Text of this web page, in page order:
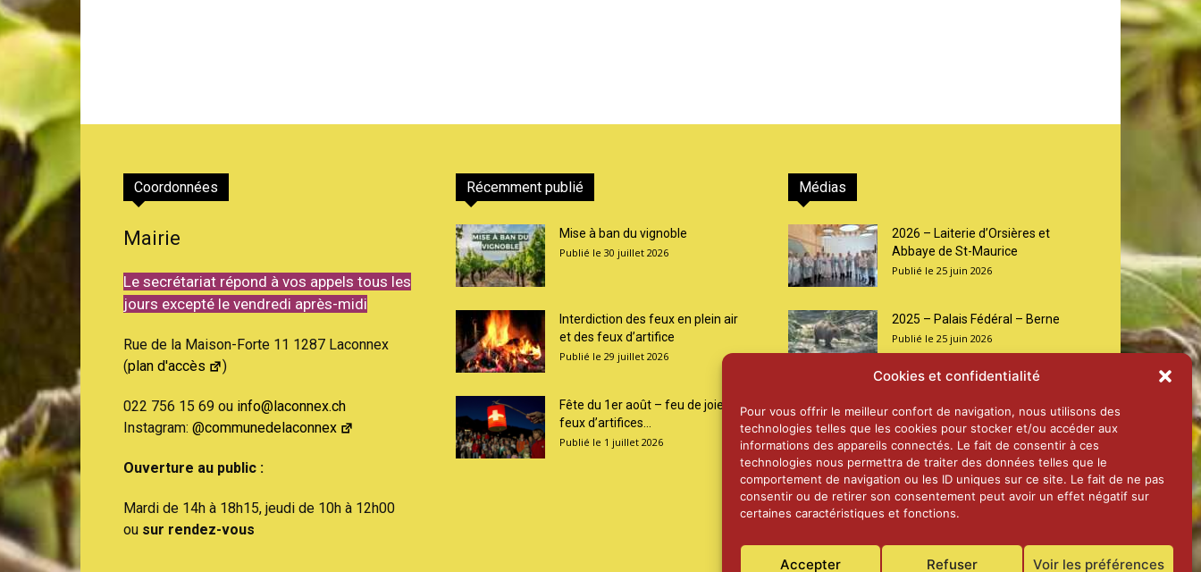
Cookies et confidentialité
Pour vous offrir le meilleur confort de navigation, nous utilisons des
technologies telles que les cookies pour stocker et/ou accéder aux
informations des appareils connectés. Le fait de consentir à ces
technologies nous permettra de traiter des données telles que le
comportement de navigation ou les ID uniques sur ce site. Le fait de ne pas
consentir ou de retirer son consentement peut avoir un effet négatif sur
certaines caractéristiques et fonctions.
Accepter Refuser Voir les préférences
Coordonnées
Mairie
Le secrétariat répond à vos appels tous les
jours excepté le vendredi après-midi
Rue de la Maison-Forte 11 1287 Laconnex
(plan d'accès )
022 756 15 69 ou info@laconnex.ch
Instagram: @communedelaconnex
Ouverture au public :
Mardi de 14h à 18h15, jeudi de 10h à 12h00
ou sur rendez-vous
Récemment publié
Mise à ban du vignoble
30 juillet 2026
Interdiction des feux en plein air
et des feux d’artifice
29 juillet 2026
Fête du 1er août – feu de joie et
feux d’artifices...
1 juillet 2026
Médias
2026 – Laiterie d’Orsières et
Abbaye de St-Maurice
25 juin 2026
2025 – Palais Fédéral – Berne
25 juin 2026
Aînés – Noël 2024
14 janvier 2025